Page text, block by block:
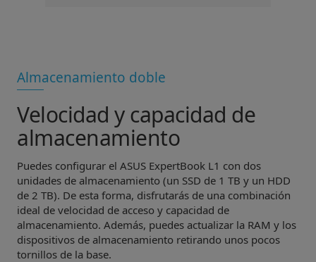
Almacenamiento doble
Velocidad y capacidad de
almacenamiento
Puedes configurar el ASUS ExpertBook L1 con dos
unidades de almacenamiento (un SSD de 1 TB y un HDD
de 2 TB). De esta forma, disfrutarás de una combinación
ideal de velocidad de acceso y capacidad de
almacenamiento. Además, puedes actualizar la RAM y los
dispositivos de almacenamiento retirando unos pocos
tornillos de la base.